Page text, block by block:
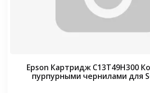
Epson Картридж C13T49H300
пурпурными чернилами для